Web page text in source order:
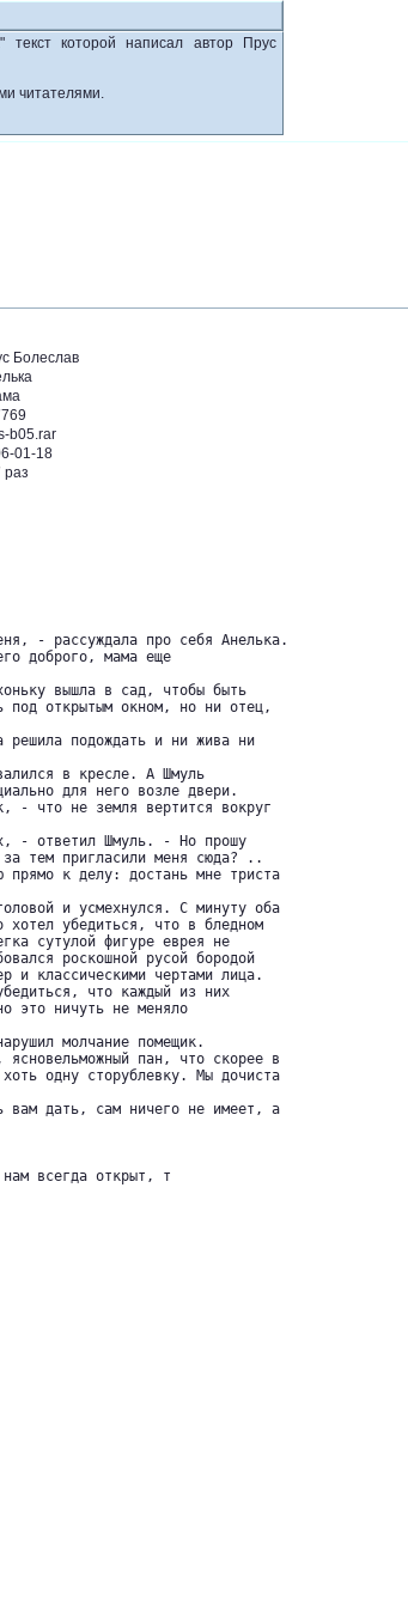
текст которой написал автор Прус
читателями.
Болеслав
b05.rar
01-18
раз
доброго, мама еще
под открытым окном, но ни отец,
решила подождать и ни жива ни
для него возле двери.
тем пригласили меня сюда? ..
хотел убедиться, что в бледном
сутулой фигуре еврея не
роскошной русой бородой
и классическими чертами лица.
что каждый из них
это ничуть не меняло
одну сторублевку. Мы дочиста
вам дать, сам ничего не имеет, а
всегда открыт, т